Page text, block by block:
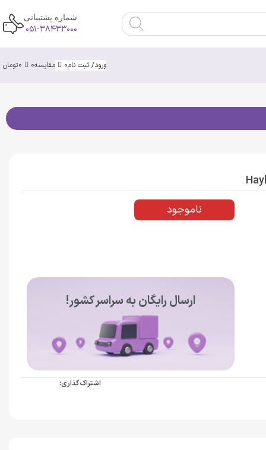
شماره پشتیبانی
۰۵۱-۳۸۴۳۳۰۰۰
ورود/ ثبت نام0 مقایسه0
0تومان
ناموجود
ارسال رایگان به سراسر کشور!
اشتراک گذاری: